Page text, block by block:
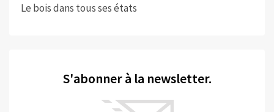
Le bois dans tous ses états
S'abonner à la newsletter.